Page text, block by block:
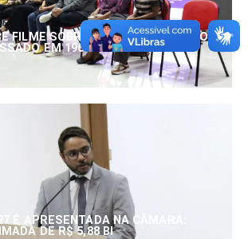
FILME SOBRE EDUARDO SERRANO,
EM 1960
É APRESENTADA NA CÂMARA:
DE R$ 5,88 BI